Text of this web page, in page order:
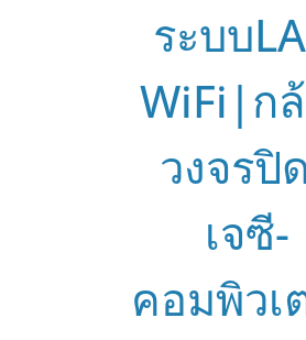
ระบบ
WiFi|ก
วงจรปิ
เจซี-
คอมพิวเ